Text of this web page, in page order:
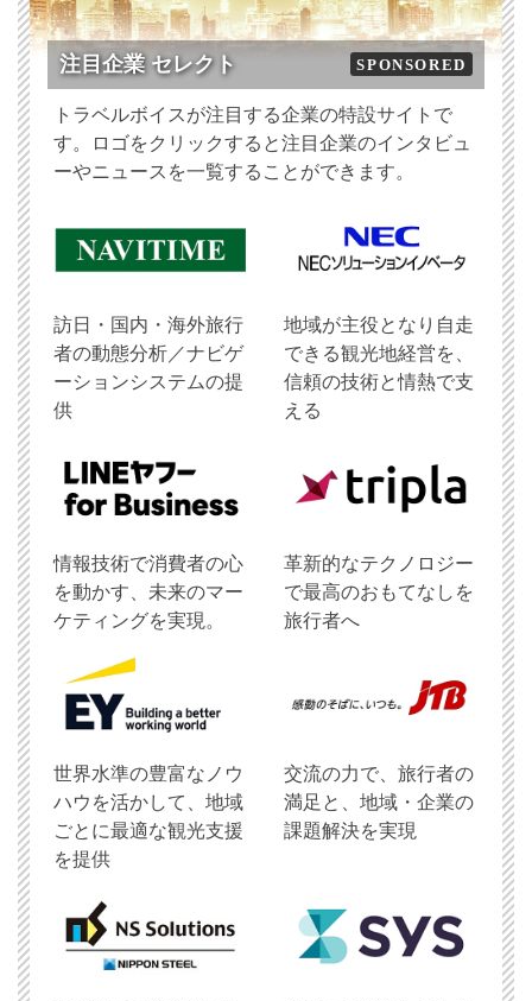
注目企業 セレクト SPONSORED
トラベルボイスが注目する企業の特設サイトで
す。ロゴをクリックすると注目企業のインタビュ
ーやニュースを一覧することができます。
訪日・国内・海外旅行
者の動態分析／ナビゲ
ーションシステムの提
供
地域が主役となり自走
できる観光地経営を、
信頼の技術と情熱で支
える
情報技術で消費者の心
を動かす、未来のマー
ケティングを実現。
革新的なテクノロジー
で最高のおもてなしを
旅行者へ
世界水準の豊富なノウ
ハウを活かして、地域
ごとに最適な観光支援
を提供
交流の力で、旅行者の
満足と、地域・企業の
課題解決を実現